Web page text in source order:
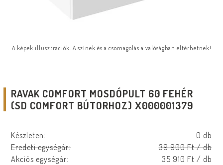
A képek illusztrációk. A színek és a csomagolás a valóságban eltérhetnek!
RAVAK COMFORT MOSDÓPULT 60 FEHÉR
(SD COMFORT BÚTORHOZ) X000001379
Készleten:
0 db
Eredeti egységár:
39 900 Ft/ db
Akciós egységár:
35 910 Ft / db